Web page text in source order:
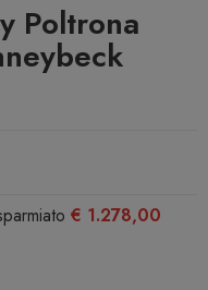
Poltrona
€ 1.278,00